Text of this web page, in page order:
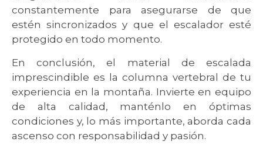
constantemente para asegurarse de que
estén sincronizados y que el escalador esté
protegido en todo momento.
En conclusión, el material de escalada
imprescindible es la columna vertebral de tu
experiencia en la montaña. Invierte en equipo
de alta calidad, manténlo en óptimas
condiciones y, lo más importante, aborda cada
ascenso con responsabilidad y pasión.